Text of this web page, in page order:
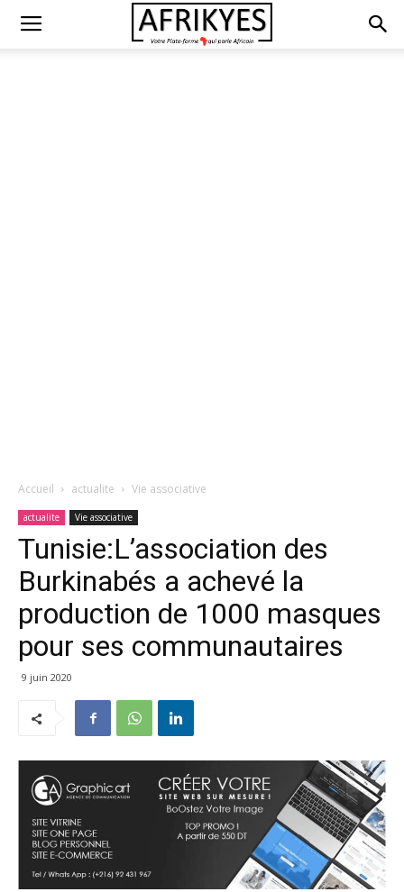
Accueil actualite Vie associative
actualite Vie associative
Tunisie:L’association des
Burkinabés a achevé la
production de 1000 masques
pour ses communautaires
9 juin 2020